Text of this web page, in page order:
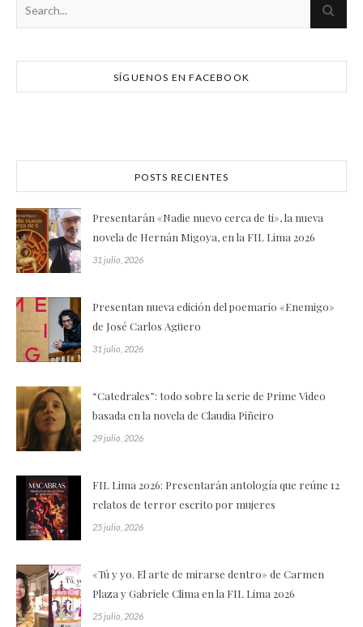
SÍGUENOS EN FACEBOOK
POSTS RECIENTES
Presentarán «Nadie nuevo cerca de ti», la nueva
novela de Hernán Migoya, en la FIL Lima 2026
31 julio, 2026
Presentan nueva edición del poemario «Enemigo»
de José Carlos Agüero
31 julio, 2026
“Catedrales”: todo sobre la serie de Prime Video
basada en la novela de Claudia Piñeiro
29 julio, 2026
FIL Lima 2026: Presentarán antología que reúne 12
relatos de terror escrito por mujeres
25 julio, 2026
«Tú y yo. El arte de mirarse dentro» de Carmen
Plaza y Gabriele Clima en la FIL Lima 2026
25 julio, 2026